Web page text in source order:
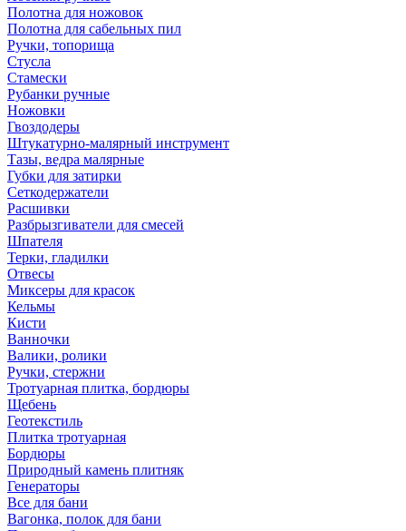
Полотна для ножовок
Полотна для сабельных пил
Ручки, топорища
Стусла
Стамески
Рубанки ручные
Ножовки
Гвоздодеры
Штукатурно-малярный инструмент
Тазы, ведра малярные
Губки для затирки
Сеткодержатели
Расшивки
Разбрызгиватели для смесей
Шпателя
Терки, гладилки
Отвесы
Миксеры для красок
Кельмы
Кисти
Ванночки
Валики, ролики
Ручки, стержни
Тротуарная плитка, бордюры
Щебень
Геотекстиль
Плитка тротуарная
Бордюры
Природный камень плитняк
Генераторы
Все для бани
Вагонка, полок для бани